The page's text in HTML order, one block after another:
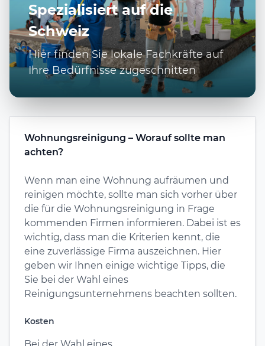
Spezialisiert auf die
Schweiz
Hier finden Sie lokale Fachkräfte auf
Ihre Bedürfnisse zugeschnitten
Wohnungsreinigung – Worauf sollte man
achten?
Wenn man eine Wohnung aufräumen und
reinigen möchte, sollte man sich vorher über
die für die Wohnungsreinigung in Frage
kommenden Firmen informieren. Dabei ist es
wichtig, dass man die Kriterien kennt, die
eine zuverlässige Firma auszeichnen. Hier
geben wir Ihnen einige wichtige Tipps, die
Sie bei der Wahl eines
Reinigungsunternehmens beachten sollten.
Kosten
Bei der Wahl eines